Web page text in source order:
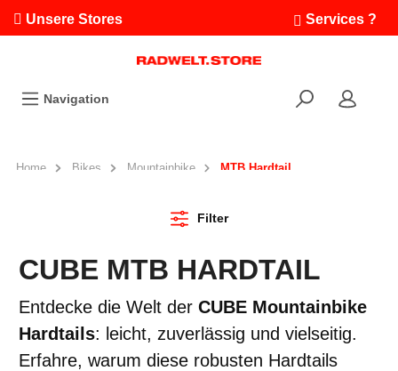
Unsere Stores Services ?
Ausfahrten
Bikefinder
Navigation
Home Bikes Mountainbike MTB Hardtail
Filter
CUBE MTB HARDTAIL
Entdecke die Welt der CUBE Mountainbike
Hardtails: leicht, zuverlässig und vielseitig.
Erfahre, warum diese robusten Hardtails